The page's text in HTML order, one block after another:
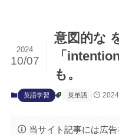
意図的な
「
も。
2024
10/07
英語学習 英単語
当サイト記事には広告